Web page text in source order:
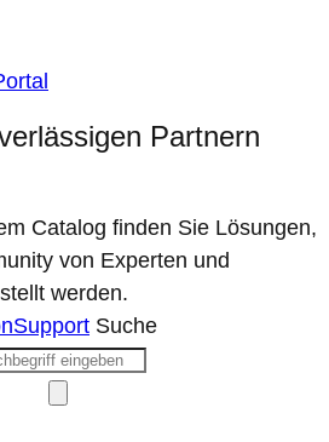
Partnern
Catalog finden Sie Lösungen,
von Experten und
werden.
Support Suche